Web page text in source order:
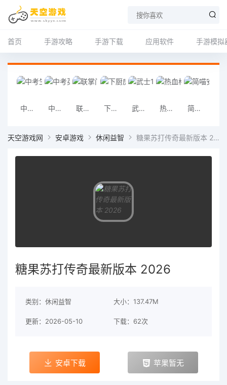
首页 手游攻略 手游下载 应用软件 手游模拟
中考生物通 中考英语通 联掌门户安卓版 下厨房2026版 武士1勇者之路手机版 热血格斗手机版 简喵安卓版
天空游戏网 安卓游戏 休闲益智 糖果苏打传奇最新版本 2026
糖果苏打传奇最新版本 2026
类别：休闲益智 大小：137.47M
更新：2026-05-10 下载：62次
安卓下载 苹果暂无